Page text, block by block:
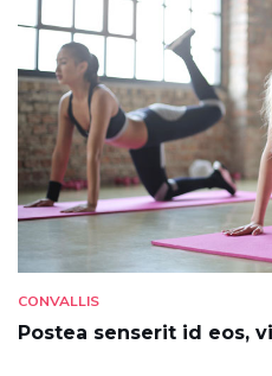
CONVALLIS
Postea senserit id eos,